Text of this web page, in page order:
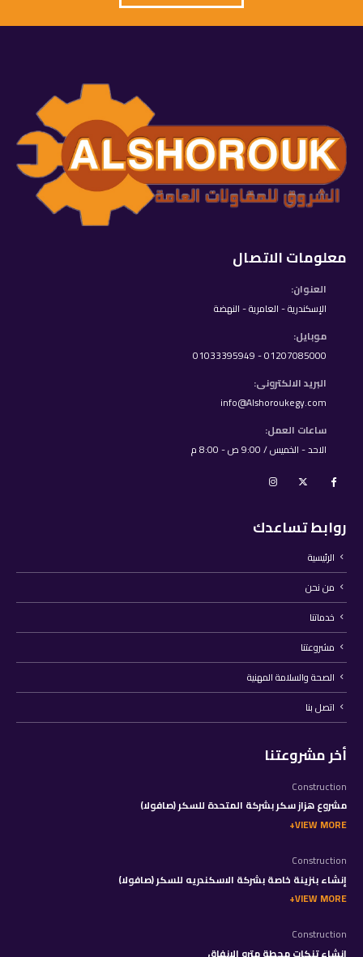
معلومات الاتصال
العنوان:
الإسكندرية - العامرية - النهضة
موبايل:
01207085000 - 01033395949
البريد الالكترونى:
info@Alshoroukegy.com
ساعات العمل:
الاحد - الخميس / 9:00 ص - 8:00 م
روابط تساعدك
الرئيسية
من نحن
خدماتنا
مشروعتنا
الصحة والسلامة المهنية
اتصل بنا
أخر مشروعتنا
Construction
مشروع هزاز سكر بشركة المتحدة للسكر (صافولا)
VIEW MORE
Construction
إنشاء بنزينة خاصة بشركة الاسكندريه للسكر (صافولا)
VIEW MORE
Construction